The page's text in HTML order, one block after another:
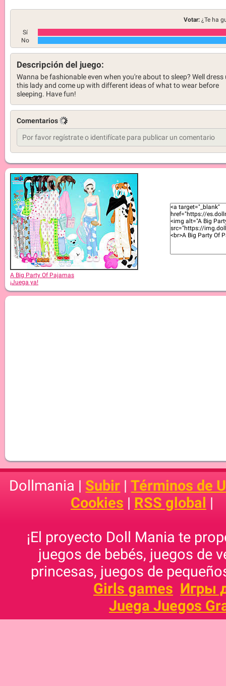
Votar: ¿Te ha
Sí
No
Descripción del juego:
Wanna be fashionable even when you're about to sleep? Well dress
this lady and come up with different ideas of what to wear before
sleeping. Have fun!
Comentarios
A Big Party Of Pajamas
¡Juega ya!
Dollmania | Subir |Términos de
Cookies | RSS global |
¡El proyecto Doll Mania te
juegos de bebés, juegos de
princesas, juegos de
Girls games Игры
Juega Juegos